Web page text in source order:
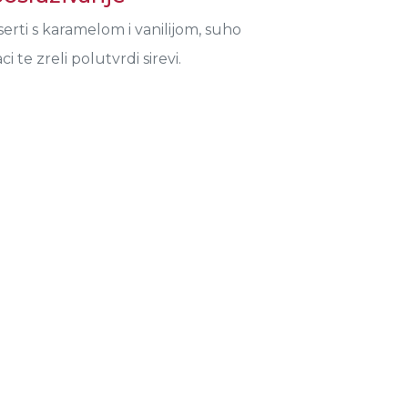
s karamelom i vanilijom, suho
te zreli polutvrdi sirevi.